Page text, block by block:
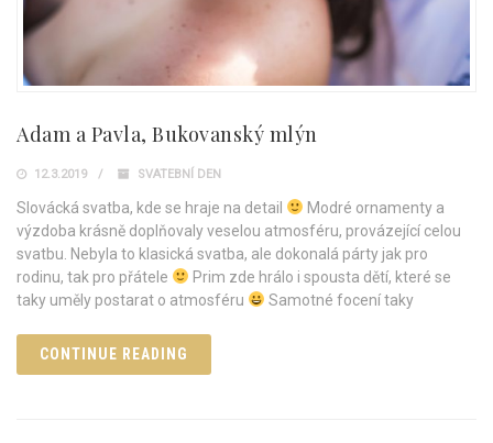
Adam a Pavla, Bukovanský mlýn
12.3.2019 SVATEBNÍ DEN
Slovácká svatba, kde se hraje na detail
Modré ornamenty a
výzdoba krásně doplňovaly veselou atmosféru, provázející celou
svatbu. Nebyla to klasická svatba, ale dokonalá párty jak pro
rodinu, tak pro přátele
Prim zde hrálo i spousta dětí, které se
taky uměly postarat o atmosféru
Samotné focení taky
CONTINUE READING